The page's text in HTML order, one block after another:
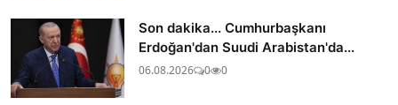
Son dakika... Cumhurbaşkanı
Erdoğan'dan Suudi Arabistan'da...
06.08.2026 0 0